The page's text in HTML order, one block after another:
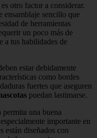
otro factor a considerar.
ensamblaje sencillo que
de herramientas
un poco más de
a tus habilidades de
estar debidamente
como bordes
fuertes que aseguren
puedan lastimarse.
permita una buena
importante en
están diseñados con